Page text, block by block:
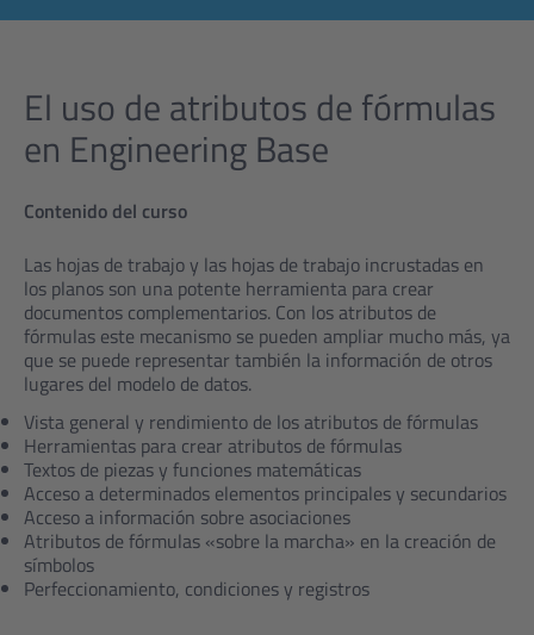
El uso de atributos de fórmulas
en Engineering Base
Contenido del curso
Las hojas de trabajo y las hojas de trabajo incrustadas en
los planos son una potente herramienta para crear
documentos complementarios. Con los atributos de
fórmulas este mecanismo se pueden ampliar mucho más, ya
que se puede representar también la información de otros
lugares del modelo de datos.
Vista general y rendimiento de los atributos de fórmulas
Herramientas para crear atributos de fórmulas
Textos de piezas y funciones matemáticas
Acceso a determinados elementos principales y secundarios
Acceso a información sobre asociaciones
Atributos de fórmulas «sobre la marcha» en la creación de
símbolos
Perfeccionamiento, condiciones y registros